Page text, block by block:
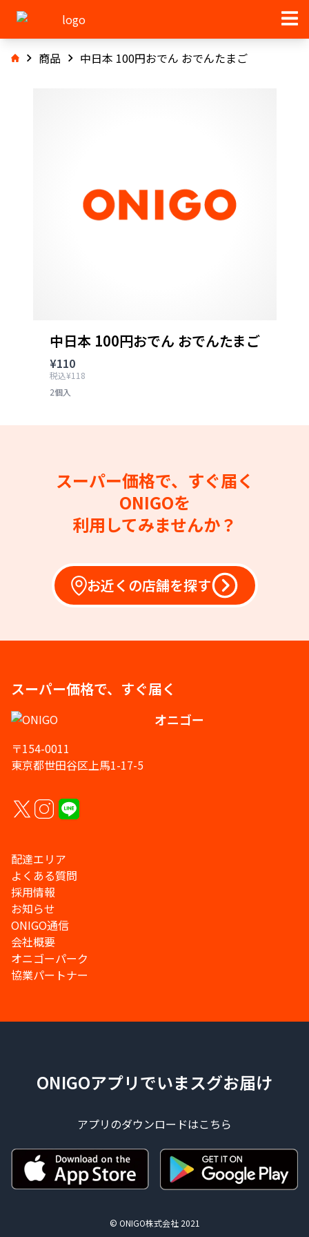
商品 中日本 100円おでん おでんたまご
中日本 100円おでん おでんたまご
¥110
税込¥118
2個入
スーパー価格で、すぐ届く
ONIGOを
利用してみませんか？
お近くの店舗を探す
スーパー価格で、すぐ届く
オニゴー
〒154-0011
東京都世田谷区上馬1-17-5
配達エリア
よくある質問
採用情報
お知らせ
ONIGO通信
会社概要
オニゴーパーク
協業パートナー
ONIGOアプリでいまスグお届け
アプリのダウンロードはこちら
© ONIGO株式会社 2021